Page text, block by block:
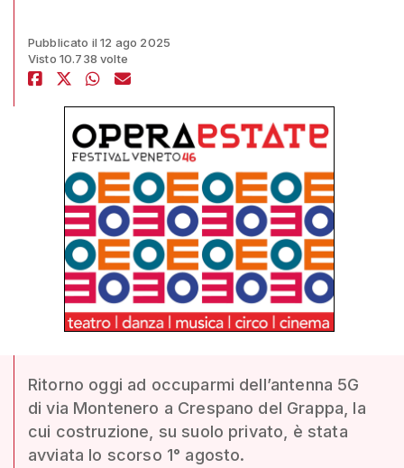
Pubblicato il 12 ago 2025
Visto 10.738 volte
Ritorno oggi ad occuparmi dell’antenna 5G
di via Montenero a Crespano del Grappa, la
cui costruzione, su suolo privato, è stata
avviata lo scorso 1° agosto.